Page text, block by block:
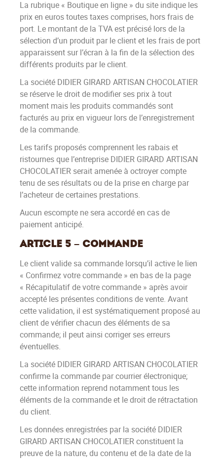
La rubrique « Boutique en ligne » du site indique les
prix en euros toutes taxes comprises, hors frais de
port. Le montant de la TVA est précisé lors de la
sélection d’un produit par le client et les frais de port
apparaissent sur l’écran à la fin de la sélection des
différents produits par le client.
La société DIDIER GIRARD ARTISAN CHOCOLATIER
se réserve le droit de modifier ses prix à tout
moment mais les produits commandés sont
facturés au prix en vigueur lors de l’enregistrement
de la commande.
Les tarifs proposés comprennent les rabais et
ristournes que l’entreprise DIDIER GIRARD ARTISAN
CHOCOLATIER serait amenée à octroyer compte
tenu de ses résultats ou de la prise en charge par
l’acheteur de certaines prestations.
Aucun escompte ne sera accordé en cas de
paiement anticipé.
Article 5 – Commande
Le client valide sa commande lorsqu’il active le lien
« Confirmez votre commande » en bas de la page
« Récapitulatif de votre commande » après avoir
accepté les présentes conditions de vente. Avant
cette validation, il est systématiquement proposé au
client de vérifier chacun des éléments de sa
commande; il peut ainsi corriger ses erreurs
éventuelles.
La société DIDIER GIRARD ARTISAN CHOCOLATIER
confirme la commande par courrier électronique;
cette information reprend notamment tous les
éléments de la commande et le droit de rétractation
du client.
Les données enregistrées par la société DIDIER
GIRARD ARTISAN CHOCOLATIER constituent la
preuve de la nature, du contenu et de la date de la